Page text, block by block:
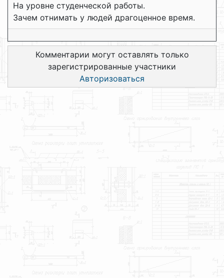
На уровне студенческой работы.
Зачем отнимать у людей драгоценное время.
Комментарии могут оставлять только
зарегистрированные участники
Авторизоваться